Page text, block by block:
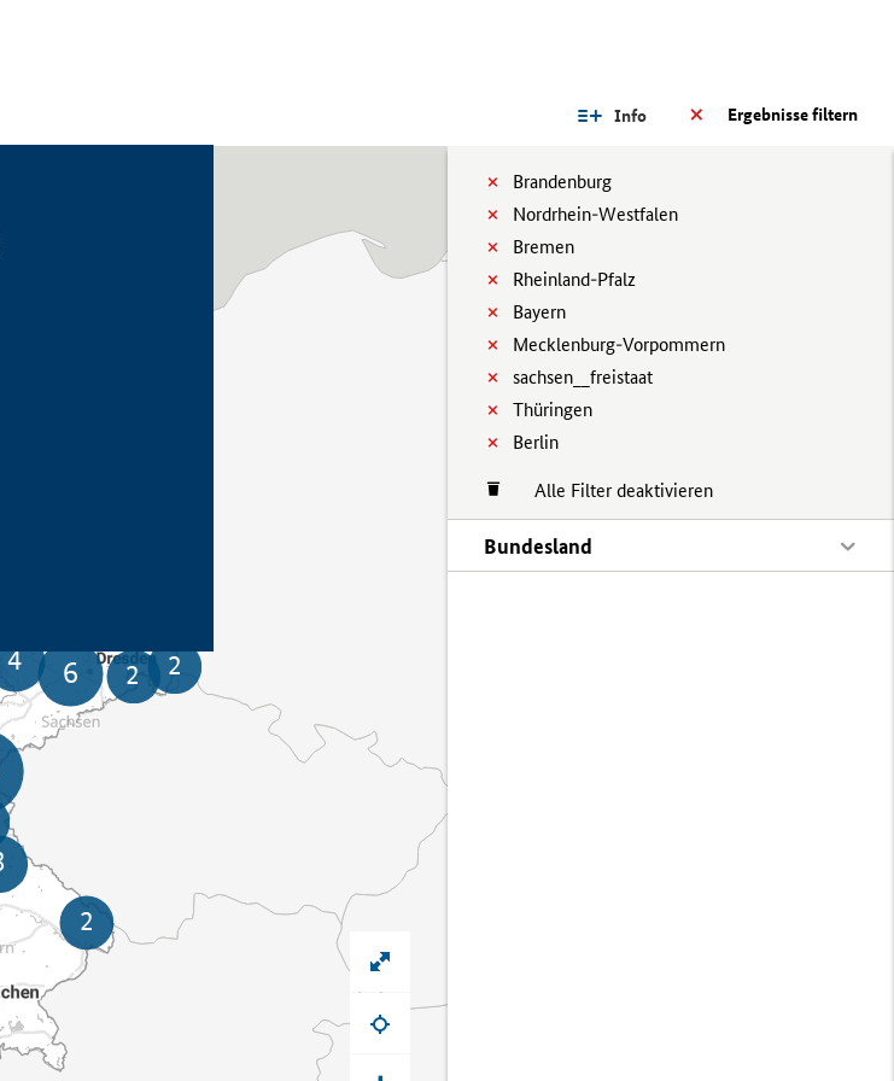
Ergebnisse filtern
Info
Brandenburg
Nordrhein-Westfalen
Bremen
Rheinland-Pfalz
Bayern
Mecklenburg-Vorpommern
sachsen__freistaat
Thüringen
Berlin
Alle Filter deaktivieren
Bundesland